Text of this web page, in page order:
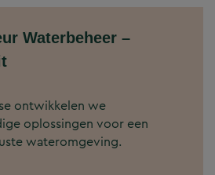
Waterbeheer –
ontwikkelen we
oplossingen voor een
wateromgeving.